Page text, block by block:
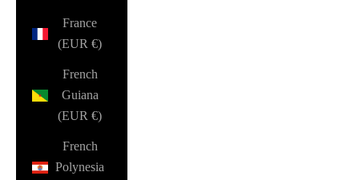
France
(EUR €)
French
Guiana
(EUR €)
French
Polynesia